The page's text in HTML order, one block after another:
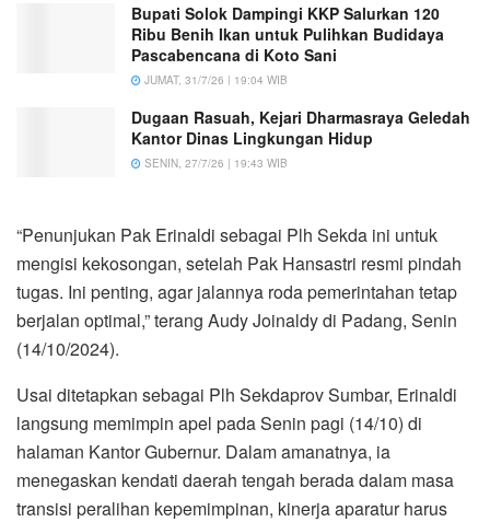
Bupati Solok Dampingi KKP Salurkan 120
Ribu Benih Ikan untuk Pulihkan Budidaya
Pascabencana di Koto Sani
JUMAT, 31/7/26 | 19:04 WIB
Dugaan Rasuah, Kejari Dharmasraya Geledah
Kantor Dinas Lingkungan Hidup
SENIN, 27/7/26 | 19:43 WIB
“Penunjukan Pak Erinaldi sebagai Plh Sekda ini untuk
mengisi kekosongan, setelah Pak Hansastri resmi pindah
tugas. Ini penting, agar jalannya roda pemerintahan tetap
berjalan optimal,” terang Audy Joinaldy di Padang, Senin
(14/10/2024).
Usai ditetapkan sebagai Plh Sekdaprov Sumbar, Erinaldi
langsung memimpin apel pada Senin pagi (14/10) di
halaman Kantor Gubernur. Dalam amanatnya, ia
menegaskan kendati daerah tengah berada dalam masa
transisi peralihan kepemimpinan, kinerja aparatur harus